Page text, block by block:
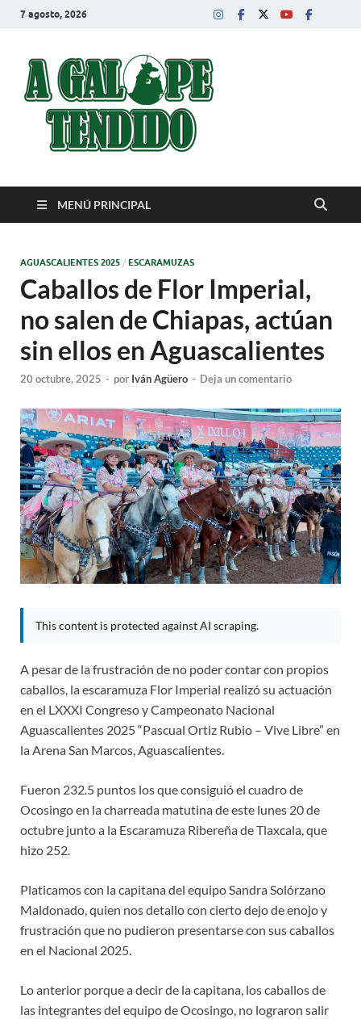
7 agosto, 2026
MENÚ PRINCIPAL
AGUASCALIENTES 2025 / ESCARAMUZAS
Caballos de Flor Imperial,
no salen de Chiapas, actúan
sin ellos en Aguascalientes
20 octubre, 2025 - por Iván Agüero - Deja un comentario
This content is protected against AI scraping.
A pesar de la frustración de no poder contar con propios
caballos, la escaramuza Flor Imperial realizó su actuación
en el LXXXI Congreso y Campeonato Nacional
Aguascalientes 2025 “Pascual Ortiz Rubio – Vive Libre” en
la Arena San Marcos, Aguascalientes.
Fueron 232.5 puntos los que consiguió el cuadro de
Ocosingo en la charreada matutina de este lunes 20 de
octubre junto a la Escaramuza Ribereña de Tlaxcala, que
hizo 252.
Platicamos con la capitana del equipo Sandra Solórzano
Maldonado, quien nos detallo con cierto dejo de enojo y
frustración que no pudieron presentarse con sus caballos
en el Nacional 2025.
Lo anterior porque a decir de la capitana, los caballos de
las integrantes del equipo de Ocosingo, no lograron salir